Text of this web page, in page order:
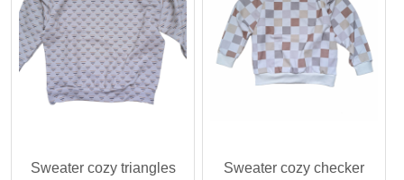
Sweater cozy triangles Sweater cozy checker